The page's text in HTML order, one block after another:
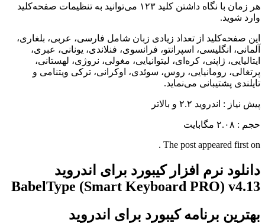
هر زمان با نگاه داشتن کلید ۱۲۳ می‌توانید به تنظیمات صفحه‌کلید
وارد شوید.
این صفحه‌کلید از تعداد زیادی زبان شامل فارسی، عربی، بلغاری،
آلمانی، انگلیسی، اسپرانتو، فرانسوی، فنلاندی، یونانی، عبری،
ایتالیایی، ژاپنی، کره‌ای، لیتوانیایی، مغولی، نروژی، لهستانی،
پرتغالی، رومانیایی، روس، سوئدی، اوکرانی، ترکی ویتنامی و
تایلندی پشتیبانی می‌نماید.
پیش نیاز : اندروید ۲.۲ و بالاتر
حجم : ۲.۰۸ مگابایت
The post appeared first on .
دانلود نرم افزار کیبورد برای اندروید
BabelType (Smart Keyboard PRO) v4.13
بهترین برنامه کیبورد برای اندروید